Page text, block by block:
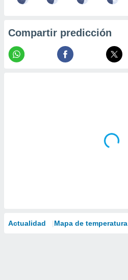
Compartir predicción
Actualidad Mapa de temperatura